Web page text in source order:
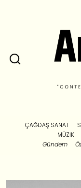
ÇAĞDAŞ SANAT
MÜZIK
Gündem